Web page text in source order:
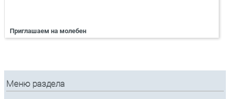
Приглашаем на молебен
Меню раздела